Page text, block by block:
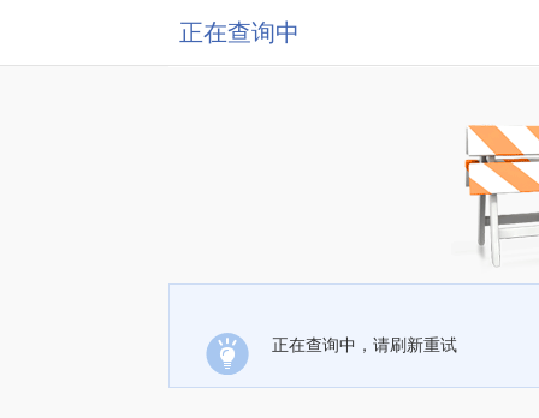
正在查询中
正在查询中，请刷新重试